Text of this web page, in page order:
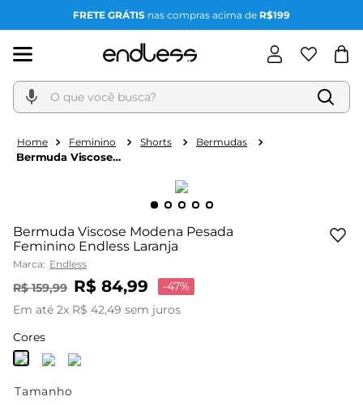
FRETE GRÁTIS nas compras acima de R$199
O que você busca?
Feminino Shorts Bermudas
Bermuda Viscose
Bermuda Viscose Modena Pesada
Feminino Endless Laranja
Marca: Endless
R$ 159,99 R$ 84,99 -47%
Em até 2x R$ 42,49 sem juros
Cores
Tamanho